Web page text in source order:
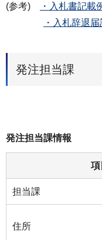
(参考)
・入札書記載
・入札辞退
発注担当課
発注担当課情報
項
担当課
住所